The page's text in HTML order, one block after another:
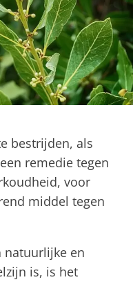
bestrijden, als
remedie tegen
voor
middel tegen
natuurlijke en
is, is het